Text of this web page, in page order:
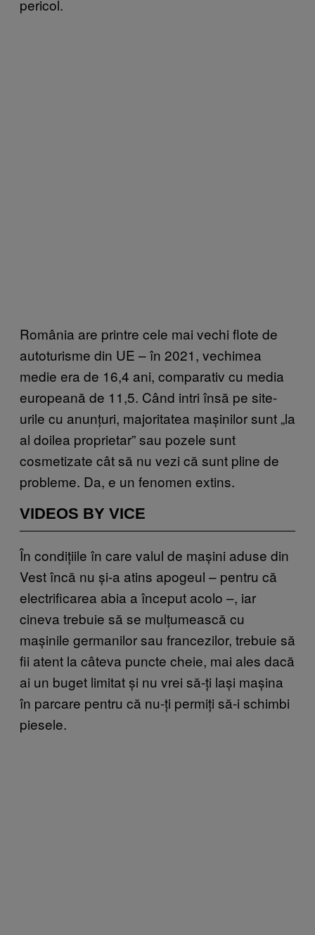
pericol.
România are printre cele mai vechi flote de
autoturisme din UE – în 2021, vechimea
medie era de 16,4 ani, comparativ cu media
europeană de 11,5. Când intri însă pe site-
urile cu anunțuri, majoritatea mașinilor sunt „la
al doilea proprietar” sau pozele sunt
cosmetizate cât să nu vezi că sunt pline de
probleme. Da, e un fenomen extins.
VIDEOS BY VICE
În condițiile în care valul de mașini aduse din
Vest încă nu și-a atins apogeul – pentru că
electrificarea abia a început acolo –, iar
cineva trebuie să se mulțumească cu
mașinile germanilor sau francezilor, trebuie să
fii atent la câteva puncte cheie, mai ales dacă
ai un buget limitat și nu vrei să-ți lași mașina
în parcare pentru că nu-ți permiți să-i schimbi
piesele.